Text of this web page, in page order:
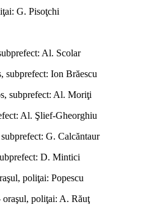
G. Pisoţchi
Al. Scolar
subprefect: Ion Brăescu
subprefect: Al. Moriţi
Al. Şlief-Gheorghiu
G. Calcăntaur
D. Mintici
poliţai: Popescu
poliţai: A. Răuţ